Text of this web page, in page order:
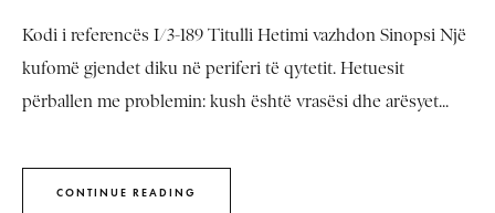
Kodi i referencës I/3-189 Titulli Hetimi vazhdon Sinopsi Një
kufomë gjendet diku në periferi të qytetit. Hetuesit
përballen me problemin: kush është vrasësi dhe arësyet...
CONTINUE READING